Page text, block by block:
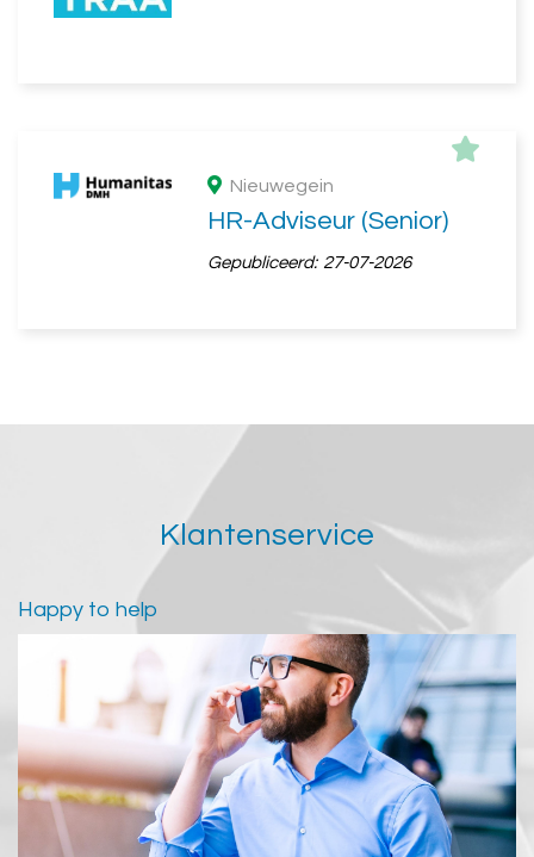
Nieuwegein
HR-Adviseur (Senior)
Gepubliceerd: 27-07-2026
Klantenservice
Happy to help